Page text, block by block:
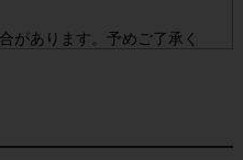
があります。予めご了承く
いただければ、募集人数が
ンケート回答が可能です。